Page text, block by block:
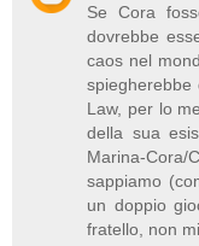
Se Cora
dovrebbe
caos nel
spiegherebbe
Law, per lo
della sua
Marina-Cora/
sappiamo
un doppio
fratello, non